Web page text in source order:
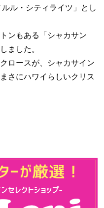
ル・シティライツ」とし
ンもある「シャカサン
ました。
ロースが、シャカサイン
さにハワイらしいクリス